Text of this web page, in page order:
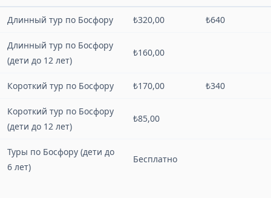
Длинный тур по Босфору ₺320,00 ₺640
Длинный тур по Босфору
(дети до 12 лет)
₺160,00
Короткий тур по Босфору ₺170,00 ₺340
Короткий тур по Босфору
(дети до 12 лет)
₺85,00
Туры по Босфору (дети до
6 лет)
Бесплатно